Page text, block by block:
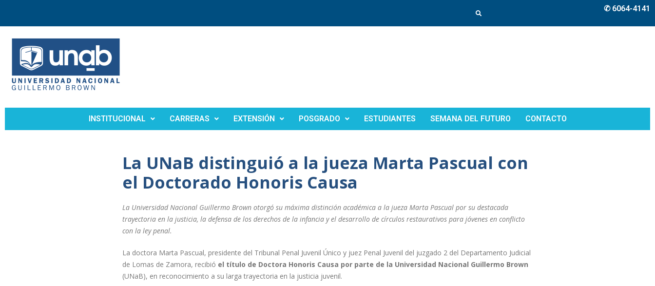
✆ 6064-4141
INSTITUCIONAL CARRERAS EXTENSIÓN POSGRADO ESTUDIANTES SEMANA DEL FUTURO CONTACTO
La UNaB distinguió a la jueza Marta Pascual con
el Doctorado Honoris Causa
La Universidad Nacional Guillermo Brown otorgó su máxima distinción académica a la jueza Marta Pascual por su destacada
trayectoria en la justicia, la defensa de los derechos de la infancia y el desarrollo de círculos restaurativos para jóvenes en conflicto
con la ley penal.
La doctora Marta Pascual, presidente del Tribunal Penal Juvenil Único y juez Penal Juvenil del juzgado 2 del Departamento Judicial
de Lomas de Zamora, recibió el título de Doctora Honoris Causa por parte de la Universidad Nacional Guillermo Brown
(UNaB), en reconocimiento a su larga trayectoria en la justicia juvenil.